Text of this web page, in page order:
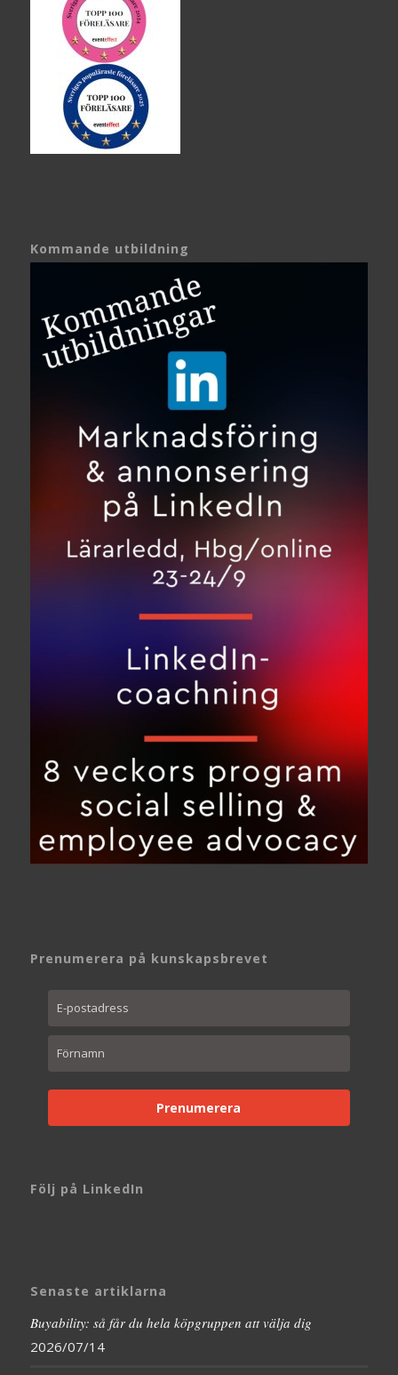
Kommande utbildning
Prenumerera på kunskapsbrevet
Prenumerera
Följ på LinkedIn
Senaste artiklarna
Buyability: så får du hela köpgruppen att välja dig
2026/07/14